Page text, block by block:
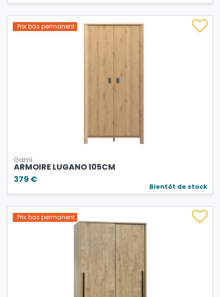
Prix bas permanent
Gami
ARMOIRE LUGANO 105CM
379 €
Bientôt de stock
Prix bas permanent